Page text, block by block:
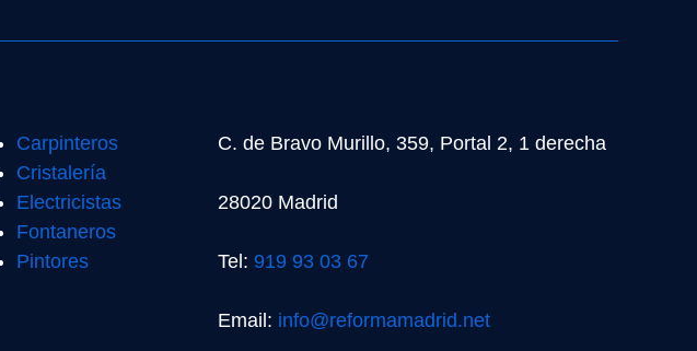
Carpinteros
Cristalería
Electricistas
Fontaneros
Pintores
C. de Bravo Murillo, 359, Portal 2, 1 derecha
28020 Madrid
Tel: 919 93 03 67
Email: info@reformamadrid.net